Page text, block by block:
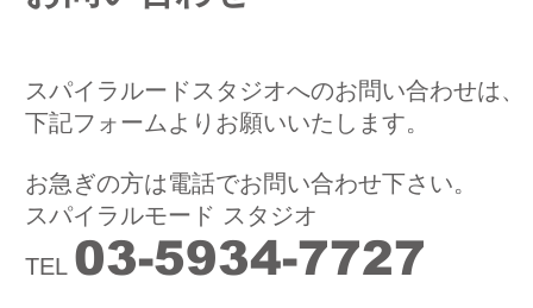
スパイラルードスタジオへのお問い合わせは、
下記フォームよりお願いいたします。
お急ぎの方は電話でお問い合わせ下さい。
スパイラルモード スタジオ
TEL 03-5934-7727